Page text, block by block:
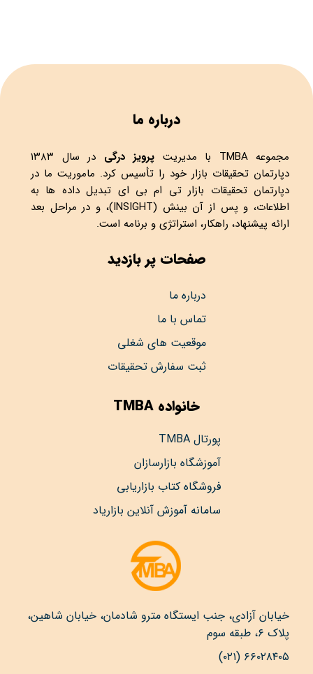
درباره ما
مجموعهTMBA با مدیریت پرویز درگی
در سال ۱۳۸۳
دپارتمان تحقیقات بازار خود را تأسیس کرد. ماموریت ما در
دپارتمان تحقیقات بازار تی ام بی ای تبدیل داده ها به
اطلاعات، و پس از آن بینش (INSIGHT)، و در مراحل بعد
ارائه پیشنهاد، راهکار، استراتژی و برنامه است.
صفحات پر بازدید
درباره ما
تماس با ما
موقعیت های شغلی
ثبت سفارش تحقیقات
خانواده TMBA
پورتال TMBA
آموزشگاه بازارسازان
فروشگاه کتاب بازاریابی
سامانه آموزش آنلاین بازاریاد
خیابان آزادی، جنب ایستگاه مترو شادمان، خیابان شاهین،
پلاک ۶، طبقه سوم
۶۶۰۲۸۴۰۵ (۰۲۱)